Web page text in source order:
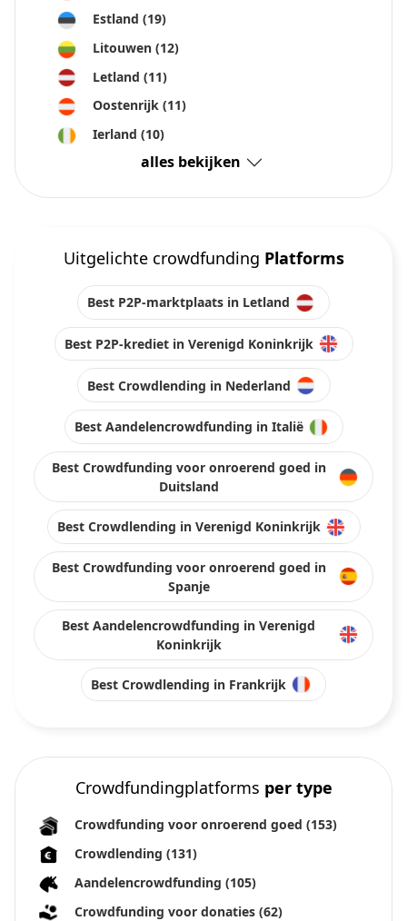
Estland (19)
Litouwen (12)
Letland (11)
Oostenrijk (11)
Ierland (10)
alles bekijken
Uitgelichte crowdfunding Platforms
Best P2P-marktplaats in Letland
Best P2P-krediet in Verenigd Koninkrijk
Best Crowdlending in Nederland
Best Aandelencrowdfunding in Italië
Best Crowdfunding voor onroerend goed in
Duitsland
Best Crowdlending in Verenigd Koninkrijk
Best Crowdfunding voor onroerend goed in
Spanje
Best Aandelencrowdfunding in Verenigd
Koninkrijk
Best Crowdlending in Frankrijk
Crowdfundingplatforms per type
Crowdfunding voor onroerend goed (153)
Crowdlending (131)
Aandelencrowdfunding (105)
Crowdfunding voor donaties (62)